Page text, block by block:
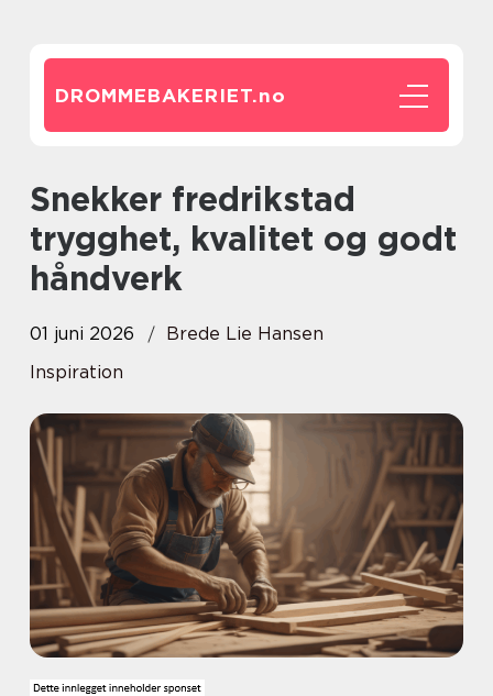
DROMMEBAKERIET.no
Snekker fredrikstad
trygghet, kvalitet og godt
håndverk
01 juni 2026
Brede Lie Hansen
Inspiration